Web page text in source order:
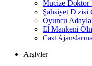
Mucize Doktor
Şahsiyet Dizisi
Oyuncu
El Mankeni
Cast
Arşivler